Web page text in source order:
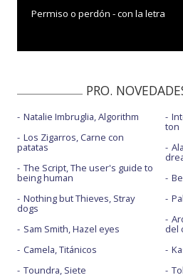
Permiso o perdón - con la letra
PRO.
Natalie Imbruglia, Algorithm
Los Zigarros, Carne con
patatas
The Script, The user's guide to
being human
Nothing but Thieves, Stray
dogs
Sam Smith, Hazel eyes
Camela, Titánicos
Toundra, Siete
ton
del